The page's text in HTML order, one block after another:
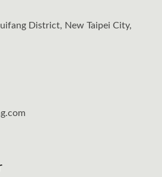
District, New Taipei City,